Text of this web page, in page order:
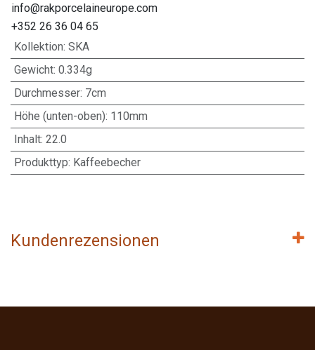
info@rakporcelaineurope.com
+352 26 36 04 65
Kollektion: SKA
Gewicht: 0.334g
Durchmesser: 7cm
Höhe (unten-oben): 110mm
Inhalt: 22.0
Produkttyp: Kaffeebecher
Kundenrezensionen